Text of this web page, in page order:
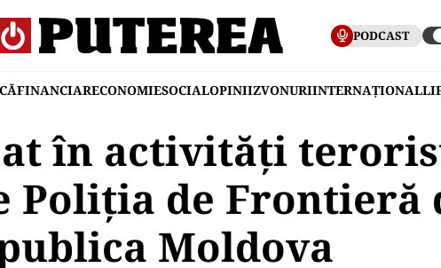
PODCAST
FINANCIARECONOMIESOCIALOPINIIZVONURIINTERNAȚIONAL
în activități
Poliția de Frontieră
Moldova